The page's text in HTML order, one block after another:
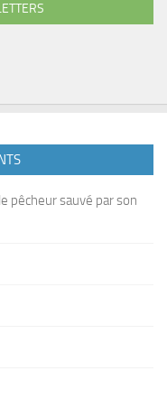
pêcheur sauvé par son